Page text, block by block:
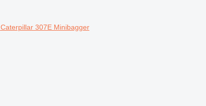
Caterpillar 307E Minibagger